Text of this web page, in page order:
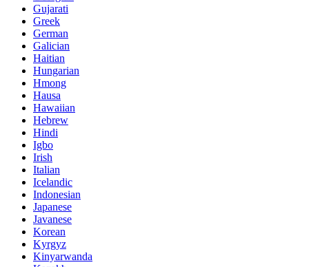
Gujarati
Greek
German
Galician
Haitian
Hungarian
Hmong
Hausa
Hawaiian
Hebrew
Hindi
Igbo
Irish
Italian
Icelandic
Indonesian
Japanese
Javanese
Korean
Kyrgyz
Kinyarwanda